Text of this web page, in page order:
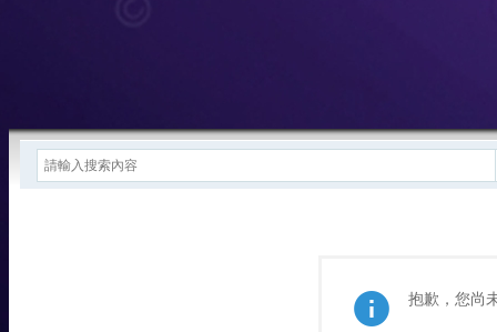
抱歉，您尚